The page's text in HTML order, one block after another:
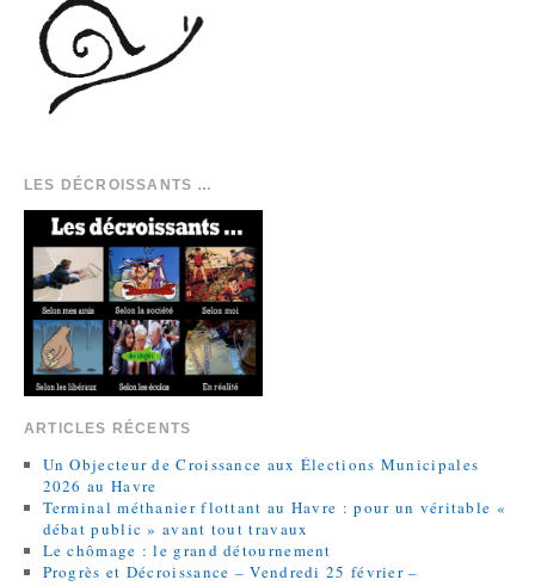
LES DÉCROISSANTS …
ARTICLES RÉCENTS
Un Objecteur de Croissance aux Élections Municipales
2026 au Havre
Terminal méthanier flottant au Havre : pour un véritable «
débat public » avant tout travaux
Le chômage : le grand détournement
Progrès et Décroissance – Vendredi 25 février –